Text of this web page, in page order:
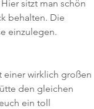
sitzt man schön
behalten. Die
einzulegen.
einer wirklich großen
den gleichen
ein toll